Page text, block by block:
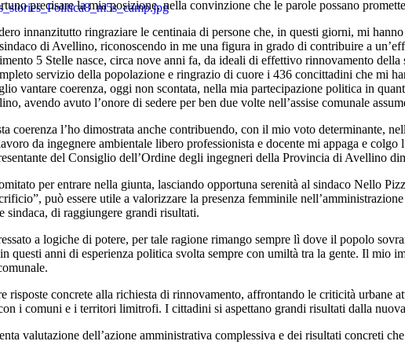
precisare la mia posizione, nella convinzione che le parole possano
innanzitutto ringraziare le centinaia di persone che, in questi giorni, mi
di Avellino, riconoscendo in me una figura in grado di contribuire a
5 Stelle nasce, circa nove anni fa, da ideali di effettivo rinnovamento della
servizio della popolazione e ringrazio di cuore i 436 concittadini che mi
vantare coerenza, oggi non scontata, nella mia partecipazione politica in
avendo avuto l’onore di sedere per ben due volte nell’assise comunale
coerenza l’ho dimostrata anche contribuendo, con il mio voto determinante,
da ingegnere ambientale libero professionista e docente mi appaga e
del Consiglio dell’Ordine degli ingegneri della Provincia di Avellino
per entrare nella giunta, lasciando opportuna serenità al sindaco Nello
può essere utile a valorizzare la presenza femminile
sindaca, di raggiungere grandi risultati.
a logiche di potere, per tale ragione rimango sempre lì dove il popolo
questi anni di esperienza politica svolta sempre con umiltà tra la gente. Il
risposte concrete alla richiesta di rinnovamento, affrontando le criticità
i comuni e i territori limitrofi. I cittadini si aspettano grandi risultati dalla
valutazione dell’azione amministrativa complessiva e dei risultati concreti